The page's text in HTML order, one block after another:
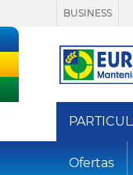
BUSINESS
Ofertas